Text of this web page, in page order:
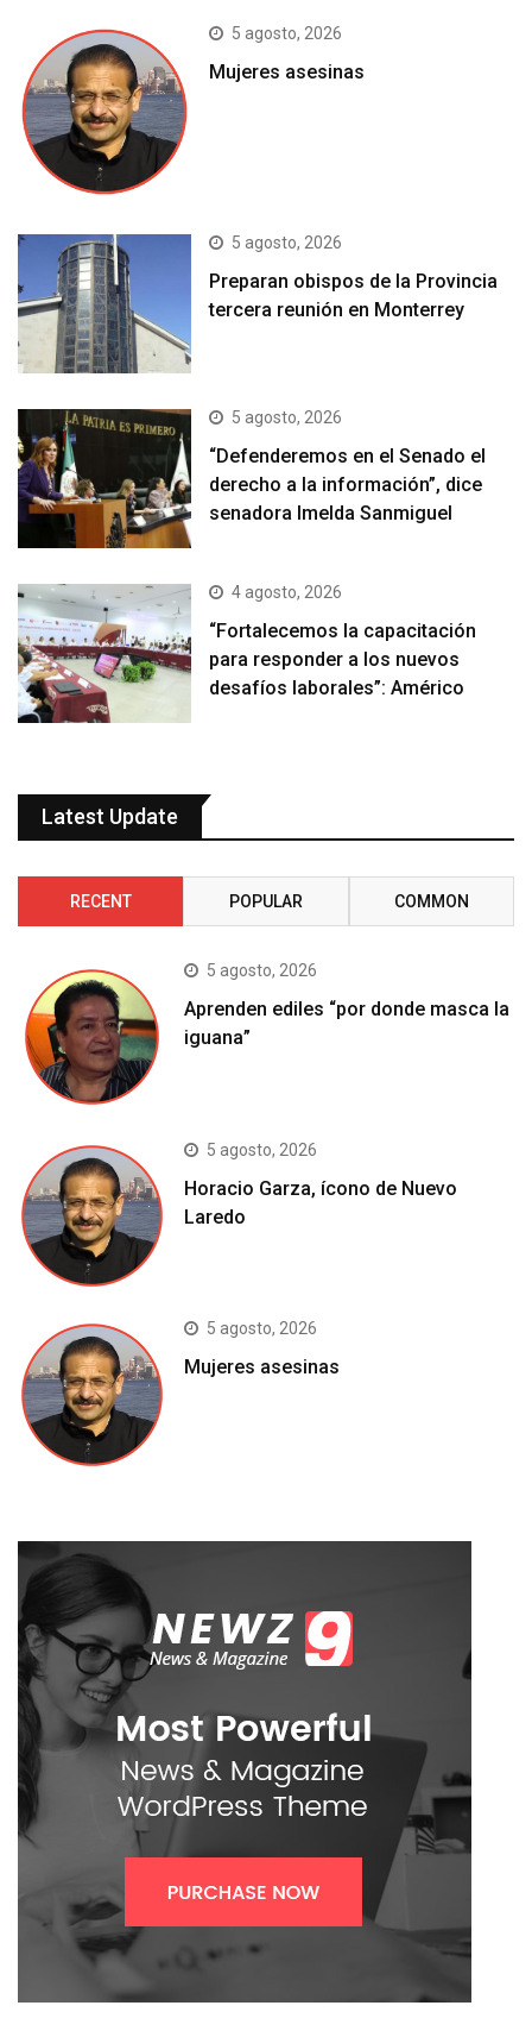
5 agosto, 2026
Mujeres asesinas
5 agosto, 2026
Preparan obispos de la Provincia
tercera reunión en Monterrey
5 agosto, 2026
“Defenderemos en el Senado el
derecho a la información”, dice
senadora Imelda Sanmiguel
4 agosto, 2026
“Fortalecemos la capacitación
para responder a los nuevos
desafíos laborales”: Américo
Latest Update
RECENT POPULAR COMMON
5 agosto, 2026
Aprenden ediles “por donde masca la
iguana”
5 agosto, 2026
Horacio Garza, ícono de Nuevo
Laredo
5 agosto, 2026
Mujeres asesinas